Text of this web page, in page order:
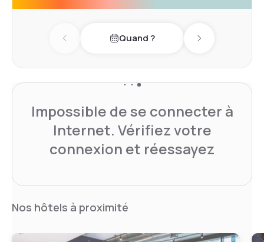
Previous dayQuand ? Next day
Impossible de se connecter à
Internet. Vérifiez votre
connexion et réessayez
Nos hôtels à proximité